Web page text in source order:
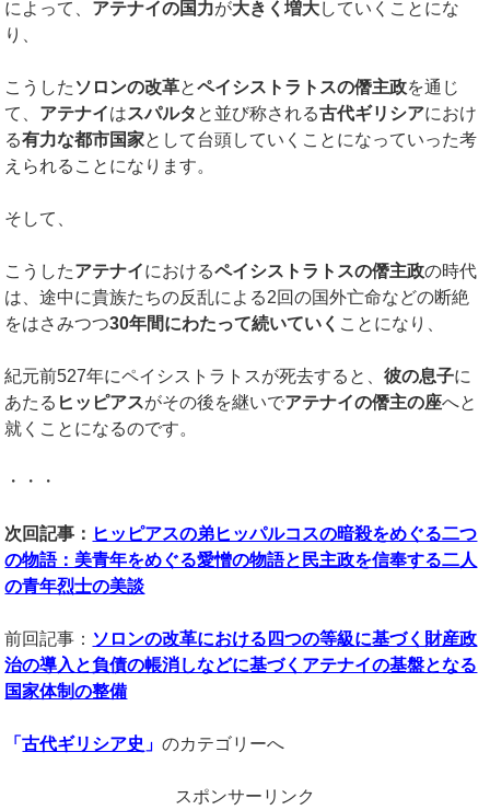
によって、 アテナイの国力が大きく増大していくことにな
り、
こうした ソロンの改革とペイシストラトスの僭主政を通じ
て、 アテナイはスパルタ と並び称される古代ギリシアにおけ
る有力な都市国家として台頭していくことになっていった考
えられることになります。
そして、
こうしたアテナイにおけるペイシストラトスの僭主政の時代
は、途中に貴族たちの反乱による2回の国外亡命などの断絶
をはさみつつ30年間にわたって続いていく ことになり、
紀元前527年にペイシストラトスが死去すると、彼の息子に
あたる ヒッピアスがその後を継いでアテナイの僭主の座へと
就くことになるのです。
・・・
次回記事： ヒッピアスの弟ヒッパルコスの暗殺をめぐる二つ
の物語：美青年をめぐる愛憎の物語と民主政を信奉する二人
の青年烈士の美談
前回記事： ソロンの改革における 四つの等級に基づく 財産政
治の導入と負債の帳消しなどに基づく アテナイの基盤となる
国家体制の整備
「古代ギリシア史 」のカテゴリーへ
スポンサーリンク